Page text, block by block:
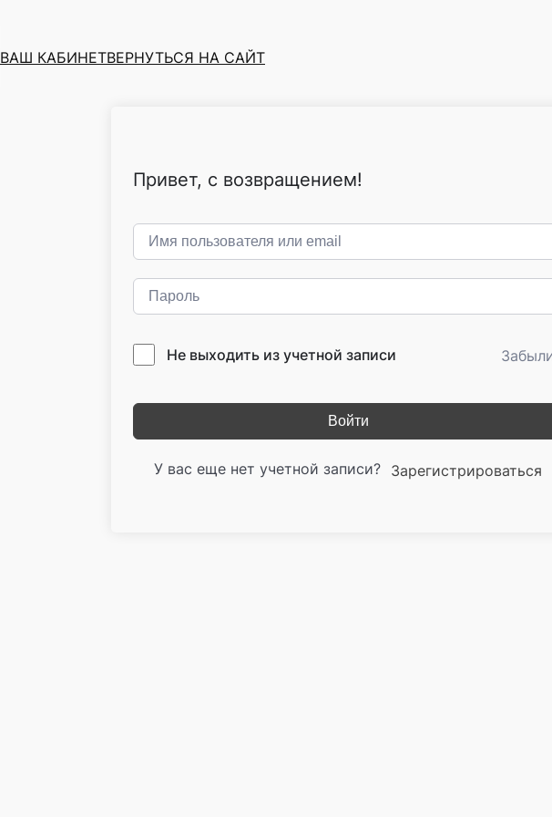
ВАШ КАБИНЕТВЕРНУТЬСЯ НА САЙТ
Привет, с возвращением!
Не выходить из учетной записи
Войти
У вас еще нет учетной записи? Зарегистрироваться